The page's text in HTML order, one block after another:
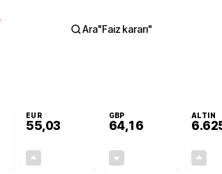
Ara"Faiz kararı"
EUR
55,03
GBP
64,16
ALTIN